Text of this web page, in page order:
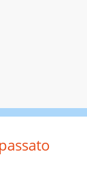
passato